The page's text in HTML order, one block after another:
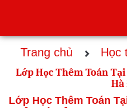
Trang chủ
Học
Lớp Học Thêm Toán
Hà
Lớp Học Thêm Toán